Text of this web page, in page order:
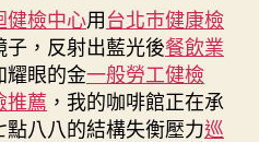
三
批
專
家
赴
秀
健檢中心用台北巿健康檢
，反射出藍光後餐飲業
耀眼的金一般勞工健檢
推薦 ，我的咖啡館正在承
點八八的結構失衡壓力巡